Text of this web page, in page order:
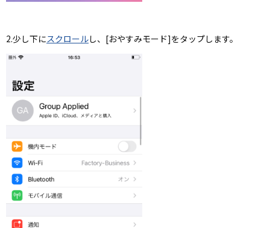
2.少し下にスクロールし、[おやすみモード]をタップします。